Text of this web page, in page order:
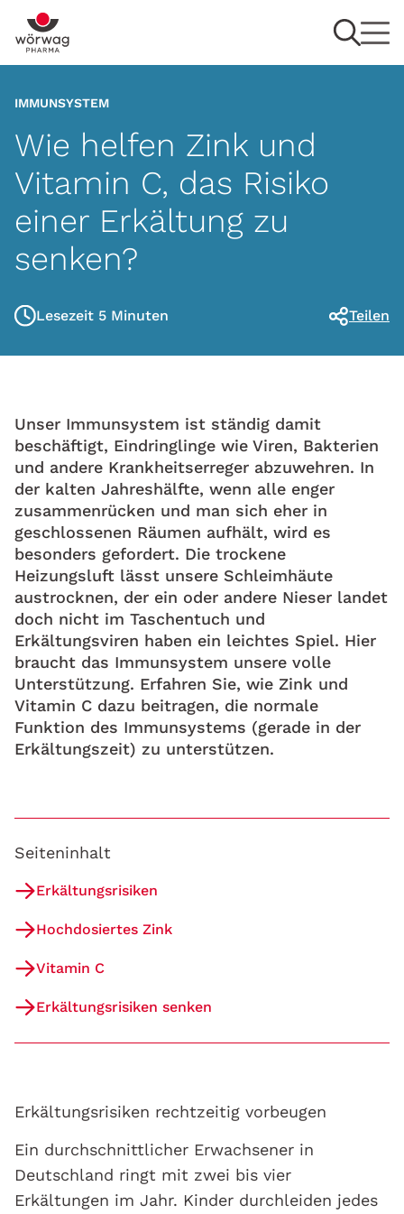
IMMUNSYSTEM
Wie helfen Zink und
Vitamin C, das Risiko
einer Erkältung zu
senken?
Lesezeit 5 Minuten Teilen
Unser Immunsystem ist ständig damit
beschäftigt, Eindringlinge wie Viren, Bakterien
und andere Krankheitserreger abzuwehren. In
der kalten Jahreshälfte, wenn alle enger
zusammenrücken und man sich eher in
geschlossenen Räumen aufhält, wird es
besonders gefordert. Die trockene
Heizungsluft lässt unsere Schleimhäute
austrocknen, der ein oder andere Nieser landet
doch nicht im Taschentuch und
Erkältungsviren haben ein leichtes Spiel. Hier
braucht das Immunsystem unsere volle
Unterstützung. Erfahren Sie, wie Zink und
Vitamin C dazu beitragen, die normale
Funktion des Immunsystems (gerade in der
Erkältungszeit) zu unterstützen.
Seiteninhalt
Erkältungsrisiken
Hochdosiertes Zink
Vitamin C
Erkältungsrisiken senken
Erkältungsrisiken rechtzeitig vorbeugen
Ein durchschnittlicher Erwachsener in
Deutschland ringt mit zwei bis vier
Erkältungen im Jahr. Kinder durchleiden jedes